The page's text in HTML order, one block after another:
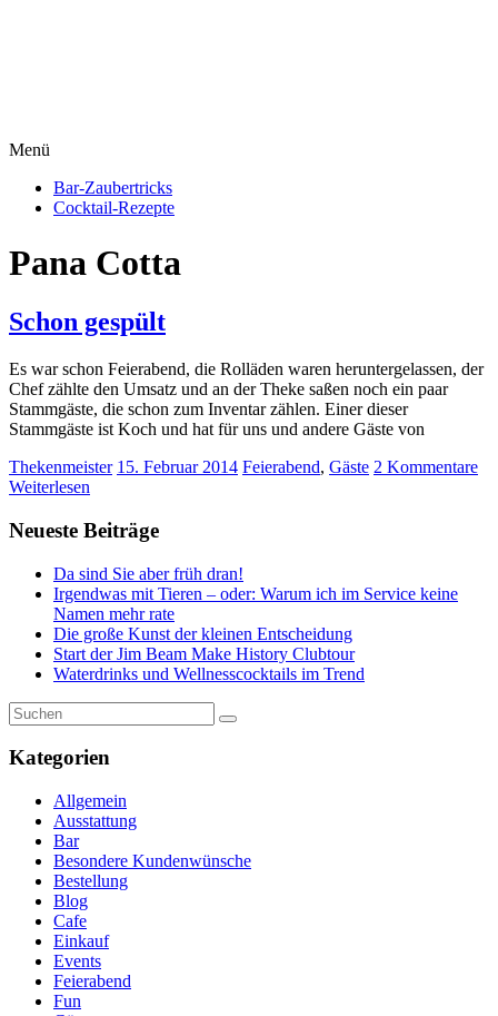
Menü
Bar-Zaubertricks
Cocktail-Rezepte
Pana Cotta
Schon gespült
Es war schon Feierabend, die Rolläden waren heruntergelassen, der
Chef zählte den Umsatz und an der Theke saßen noch ein paar
Stammgäste, die schon zum Inventar zählen. Einer dieser
Stammgäste ist Koch und hat für uns und andere Gäste von
Thekenmeister 15. Februar 2014 Feierabend, Gäste 2 Kommentare
Weiterlesen
Neueste Beiträge
Da sind Sie aber früh dran!
Irgendwas mit Tieren – oder: Warum ich im Service keine
Namen mehr rate
Die große Kunst der kleinen Entscheidung
Start der Jim Beam Make History Clubtour
Waterdrinks und Wellnesscocktails im Trend
Kategorien
Allgemein
Ausstattung
Bar
Besondere Kundenwünsche
Bestellung
Blog
Cafe
Einkauf
Events
Feierabend
Fun